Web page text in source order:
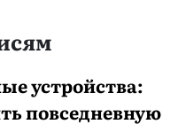
устройства:
повседневную